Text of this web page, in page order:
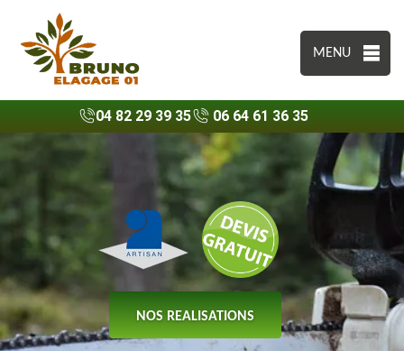
MENU
04 82 29 39 35 06 64 61 36 35
NOS REALISATIONS